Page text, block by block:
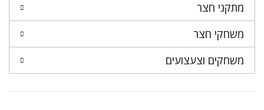
מתקני חצר
משחקי חצר
משחקים וצעצועים